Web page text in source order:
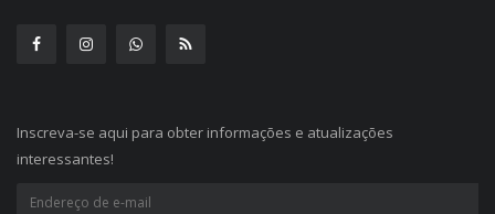
Inscreva-se aqui para obter informações e atualizações
interessantes!